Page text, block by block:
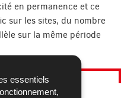
essentiels
en permanence et ce
sur les sites, du nombre
sur la même période